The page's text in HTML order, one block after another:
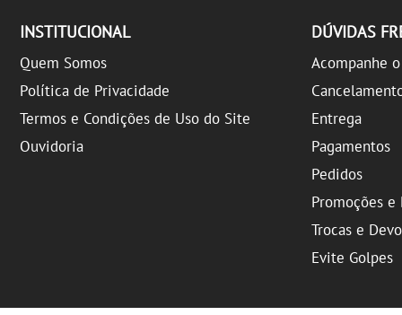
INSTITUCIONAL
Quem Somos
Política de Privacidade
Termos e Condições de Uso do Site
Ouvidoria
DÚVIDAS
Acompanhe
Entrega
Pagamentos
Pedidos
Promoções e
Trocas e
Evite Golpes